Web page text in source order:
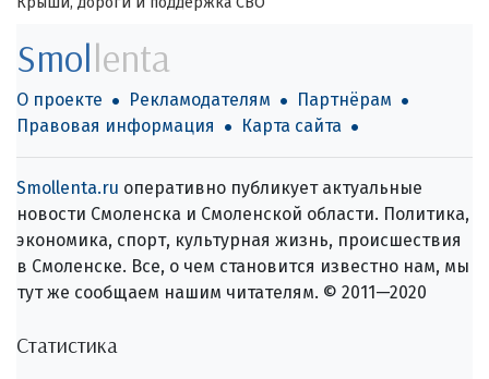
Smollenta
О проекте Рекламодателям
Партнёрам
Правовая информация
Карта сайта
Smollenta.ru оперативно публикует актуальные
новости Смоленска и Смоленской области. Политика,
экономика, спорт, культурная жизнь, происшествия
в Смоленске. Все, о чем становится известно нам, мы
тут же сообщаем нашим читателям. © 2011—2020
Статистика